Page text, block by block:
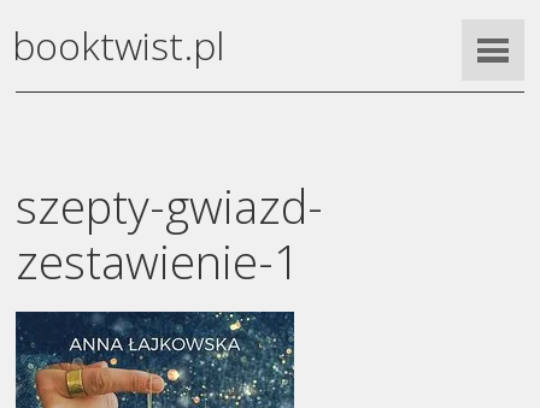
booktwist.pl
szepty-gwiazd-
zestawienie-1